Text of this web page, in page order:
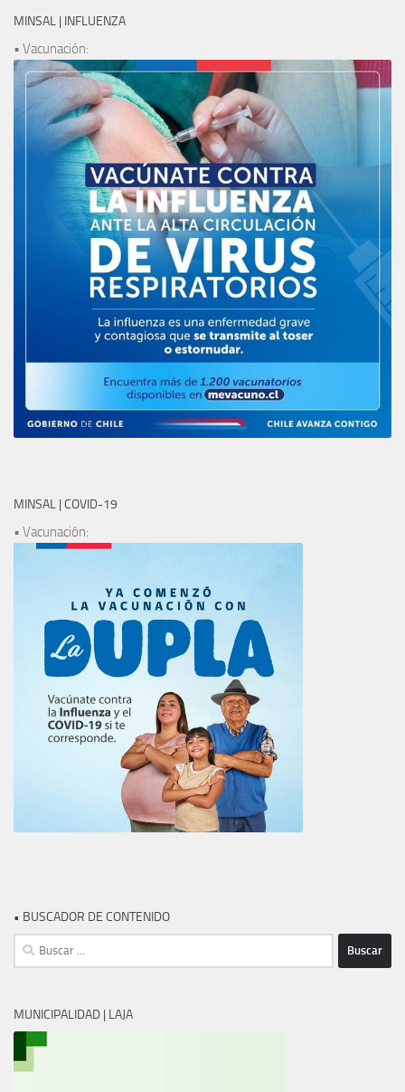
MINSAL | INFLUENZA
• Vacunación:
MINSAL | COVID-19
• Vacunación:
• BUSCADOR DE CONTENIDO
Buscar:
MUNICIPALIDAD | LAJA